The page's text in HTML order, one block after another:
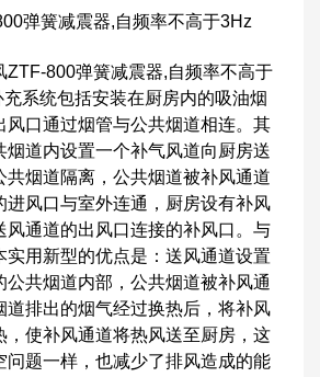
ZTF-800弹簧减震器,自频率不高于
系统包括安装在厨房内的吸油烟
风口通过烟管与公共烟道相连。其
烟道内设置一个补气风道向厨房送
共烟道隔离，公共烟道被补风通道
进风口与室外连通，厨房设有补风
风通道的出风口连接的补风口。与
实用新型的优点是：送风通道设置
公共烟道内部，公共烟道被补风通
道排出的烟气经过换热后，将补风
，使补风通道将热风送至厨房，这
问题一样，也减少了排风造成的能